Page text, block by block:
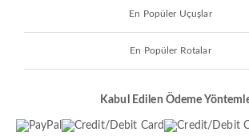
En Popüler Uçuşlar
En Popüler Rotalar
Kabul Edilen Ödeme